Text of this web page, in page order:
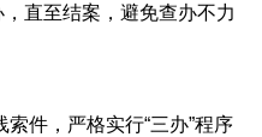
直至结案，避免查办不力
件，严格实行“三办”程序